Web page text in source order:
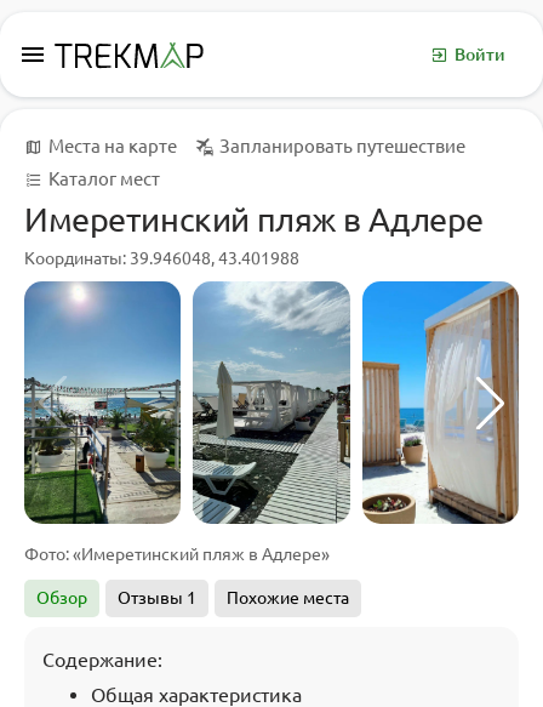
menu Войти
Места на карте
Запланировать путешествие
Каталог мест
Имеретинский пляж в Адлере
Координаты: 39.946048, 43.401988
Фото: «Имеретинский пляж в Адлере»
Обзор Отзывы 1 Похожие места
Содержание:
Общая характеристика